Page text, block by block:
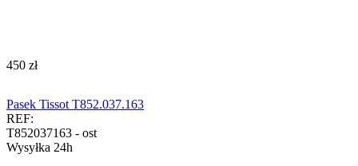
‍450‍ zł
Pasek Tissot T852.037.163
REF:
T852037163 - ost
Wysyłka 24h